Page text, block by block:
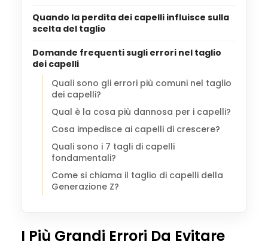
Quando la perdita dei capelli influisce sulla
scelta del taglio
Domande frequenti sugli errori nel taglio
dei capelli
Quali sono gli errori più comuni nel taglio
dei capelli?
Qual è la cosa più dannosa per i capelli?
Cosa impedisce ai capelli di crescere?
Quali sono i 7 tagli di capelli
fondamentali?
Come si chiama il taglio di capelli della
Generazione Z?
I Più Grandi Errori Da Evitare